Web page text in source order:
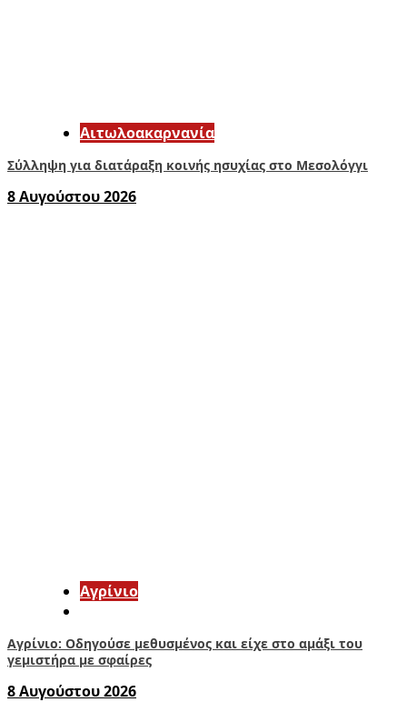
Αιτωλοακαρνανία
Σύλληψη για διατάραξη κοινής ησυχίας στο Μεσολόγγι
8 Αυγούστου 2026
Aγρίνιο
Αγρίνιο: Οδηγούσε μεθυσμένος και είχε στο αμάξι του
γεμιστήρα με σφαίρες
8 Αυγούστου 2026